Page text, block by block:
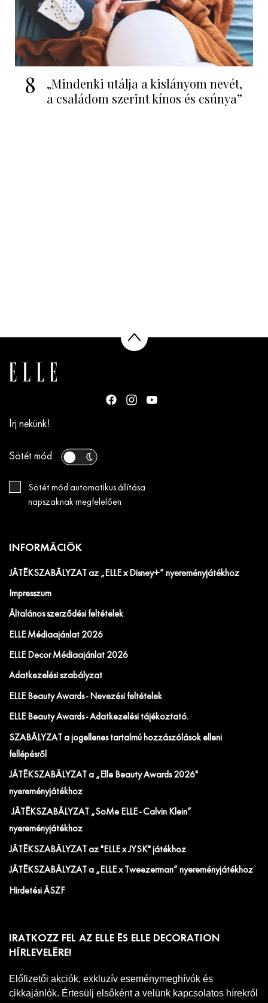
8
„Mindenki utálja a kislányom nevét,
a családom szerint kínos és csúnya”
Írj nekünk!
Sötét mód
Sötét mód automatikus állítása
napszaknak megfelelően
INFORMÁCIÓK
JÁTÉKSZABÁLYZAT az „ELLE x Disney+” nyereményjátékhoz
Impresszum
Általános szerződési feltételek
ELLE Médiaajánlat 2026
ELLE Decor Médiaajánlat 2026
Adatkezelési szabályzat
ELLE Beauty Awards - Nevezési feltételek
ELLE Beauty Awards - Adatkezelési tájékoztató.
SZABÁLYZAT a jogellenes tartalmú hozzászólások elleni
fellépésről
JÁTÉKSZABÁLYZAT a „Elle Beauty Awards 2026"
nyereményjátékhoz
JÁTÉKSZABÁLYZAT „SoMe ELLE - Calvin Klein”
nyereményjátékhoz
JÁTÉKSZABÁLYZAT az "ELLE x JYSK" játékhoz
JÁTÉKSZABÁLYZAT a „ELLE x Tweezerman” nyereményjátékhoz
Hirdetési ÁSZF
IRATKOZZ FEL AZ ELLE ÉS ELLE DECORATION
HÍRLEVELÉRE!
Előfizetői akciók, exkluzív eseménymeghívók és
cikkajánlók. Értesülj elsőként a velünk kapcsolatos hírekről